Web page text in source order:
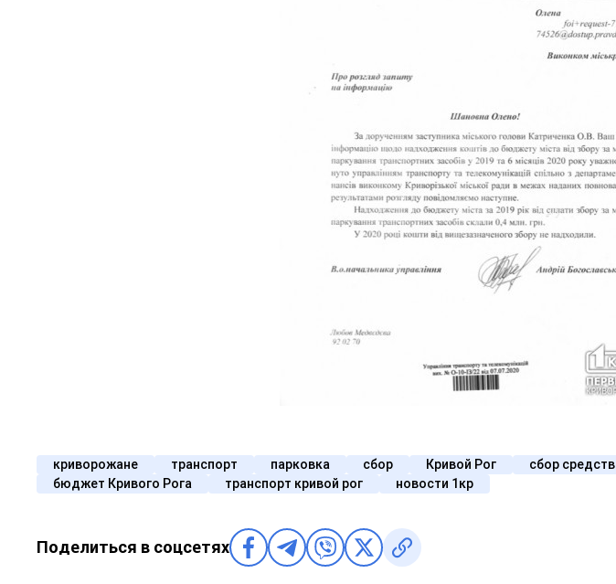
криворожане транспорт парковка сбор Кривой Рог сбор средств
бюджет Кривого Рога
транспорт кривой рог новости 1кр
Поделиться в соцсетях